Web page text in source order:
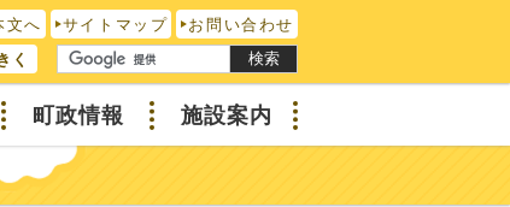
文へ サイトマップ
お問い合わせ
く 検索
町政情報 施設案内